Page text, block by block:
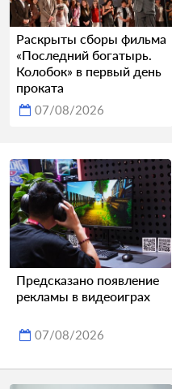
Раскрыты сборы фильма
«Последний богатырь.
Колобок» в первый день
проката
07/08/2026
Предсказано появление
рекламы в видеоиграх
07/08/2026